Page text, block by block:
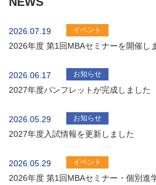
2026.07.19 イベント
2026年度 第1回MBAセミナーを開催し
2026.06.17 お知らせ
2027年度パンフレットが完成しました
2026.05.29 お知らせ
2027年度入試情報を更新しました
2026.05.29 イベント
2026年度 第1回MBAセミナー・個別進